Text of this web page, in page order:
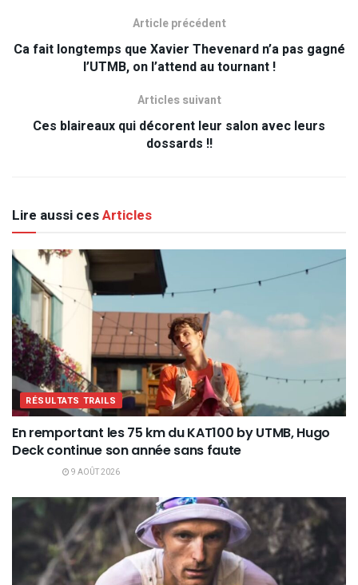
Article précédent
Ca fait longtemps que Xavier Thevenard n’a pas gagné
l’UTMB, on l’attend au tournant !
Articles suivant
Ces blaireaux qui décorent leur salon avec leurs
dossards !!
Lire aussi cesArticles
RÉSULTATS TRAILS
En remportant les 75 km du KAT100 by UTMB, Hugo
Deck continue son année sans faute
9 AOÛT 2026